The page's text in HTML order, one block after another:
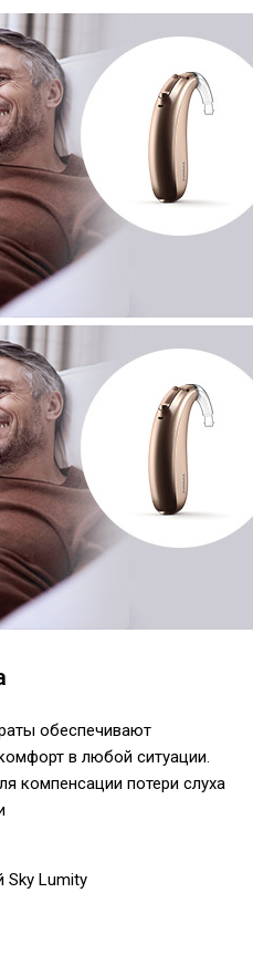
обеспечивают
в любой ситуации.
компенсации потери слуха